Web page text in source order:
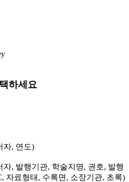
하세요
자, 연도)
자, 발행기관, 학술지명, 권호, 발행
자료형태, 수록면, 소장기관, 초록)